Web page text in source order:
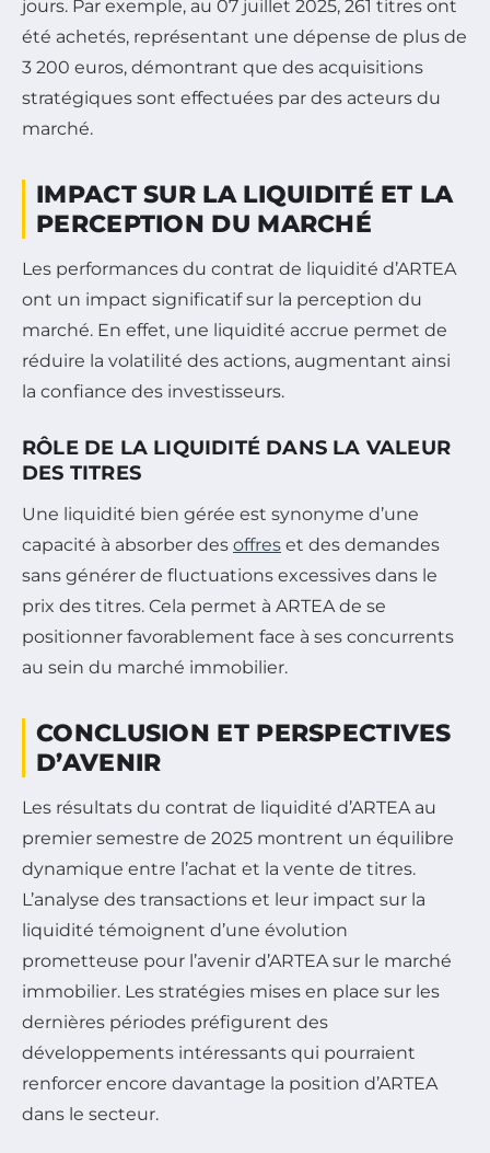
jours. Par exemple, au 07 juillet 2025, 261 titres ont
été achetés, représentant une dépense de plus de
3 200 euros, démontrant que des acquisitions
stratégiques sont effectuées par des acteurs du
marché.
IMPACT SUR LA LIQUIDITÉ ET LA
PERCEPTION DU MARCHÉ
Les performances du contrat de liquidité d’ARTEA
ont un impact significatif sur la perception du
marché. En effet, une liquidité accrue permet de
réduire la volatilité des actions, augmentant ainsi
la confiance des investisseurs.
RÔLE DE LA LIQUIDITÉ DANS LA VALEUR
DES TITRES
Une liquidité bien gérée est synonyme d’une
capacité à absorber des offres et des demandes
sans générer de fluctuations excessives dans le
prix des titres. Cela permet à ARTEA de se
positionner favorablement face à ses concurrents
au sein du marché immobilier.
CONCLUSION ET PERSPECTIVES
D’AVENIR
Les résultats du contrat de liquidité d’ARTEA au
premier semestre de 2025 montrent un équilibre
dynamique entre l’achat et la vente de titres.
L’analyse des transactions et leur impact sur la
liquidité témoignent d’une évolution
prometteuse pour l’avenir d’ARTEA sur le marché
immobilier. Les stratégies mises en place sur les
dernières périodes préfigurent des
développements intéressants qui pourraient
renforcer encore davantage la position d’ARTEA
dans le secteur.